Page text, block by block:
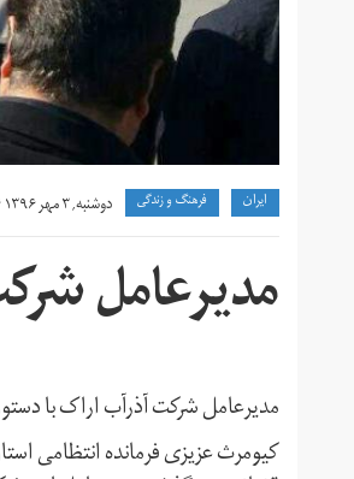
ايران فرهنگ و زندگی دوشنبه, ۳ مهر ۱۳۹۶ ۱۴:۰۶
مدیرعامل
مدیرعامل شرکت آذرآب اراک با
کیومرث عزیزی فرمانده انتظامی